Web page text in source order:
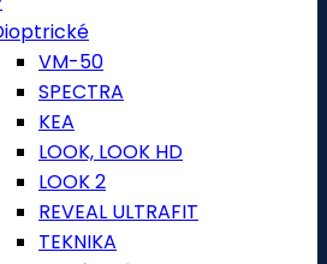
VM-50
SPECTRA
KEA
LOOK, LOOK HD
LOOK 2
REVEAL ULTRAFIT
TEKNIKA